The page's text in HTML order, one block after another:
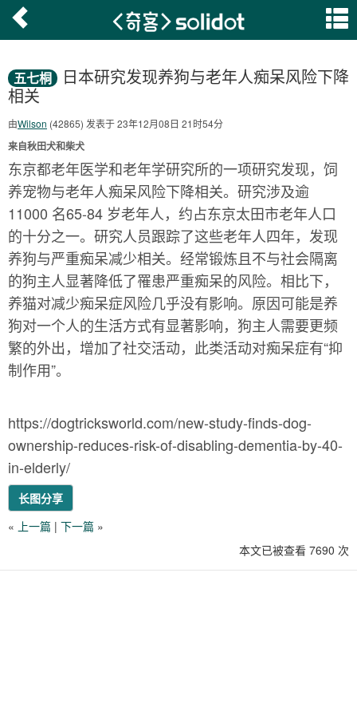
五七桐
日本研究发现养狗与老年人痴呆风险下降
相关
由Wilson (42865) 发表于 23年12月08日 21时54分
来自秋田犬和柴犬
东京都老年医学和老年学研究所的一项研究发现，饲
养宠物与老年人痴呆风险下降相关。研究涉及逾
11000 名65-84 岁老年人，约占东京太田市老年人口
的十分之一。研究人员跟踪了这些老年人四年，发现
养狗与严重痴呆减少相关。经常锻炼且不与社会隔离
的狗主人显著降低了罹患严重痴呆的风险。相比下，
养猫对减少痴呆症风险几乎没有影响。原因可能是养
狗对一个人的生活方式有显著影响，狗主人需要更频
繁的外出，增加了社交活动，此类活动对痴呆症有“抑
制作用”。
https://dogtricksworld.com/new-study-finds-dog-
ownership-reduces-risk-of-disabling-dementia-by-40-
in-elderly/
长图分享
« 上一篇 | 下一篇 »
本文已被查看 7690 次